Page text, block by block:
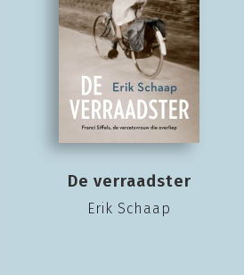
De verraadster
Erik Schaap